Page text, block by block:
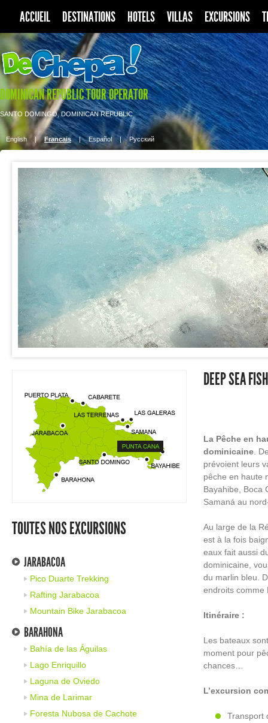
ACCUEIL DESTINATIONS HOTELS VILLAS EXCURSIONS
DOMINICAN REPUBLIC TOUR OPERATOR
SANTO DOMINGO, DOMINICAN REPUBLIC
English | Francais | Español | Pусский
TOUTES NOS EXCURSIONS
JARABACOA
Pico Duarte Trekking
Rafting Jarabacoa
Mountain Bike Jarabacoa
BARAHONA
Bahía de las Águilas
Lago Enriquillo
Laguna de Oviedo
Mina de Larimar
Foresta Nubosa de Cachote
DEEP SEA
La Pêche en
dominicaine .
prévoient leurs
pêche en haute
Bayahibe, Boca
Samaná au
Au large de la
est à la fois
eaux fait aussi
dominicaine,
du marlin bleu.
endroits comme
Itinéraire :
Les bateaux
moment pour
chances…
L’excursion
Transport